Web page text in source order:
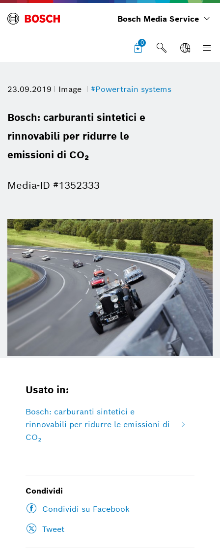
Bosch Media Service
0
23.09.2019 Image #Powertrain systems
Bosch: carburanti sintetici e
rinnovabili per ridurre le
emissioni di CO₂
Media-ID #1352333
Usato in:
Bosch: carburanti sintetici e
rinnovabili per ridurre le emissioni di
CO₂
Condividi
Condividi su Facebook
Tweet